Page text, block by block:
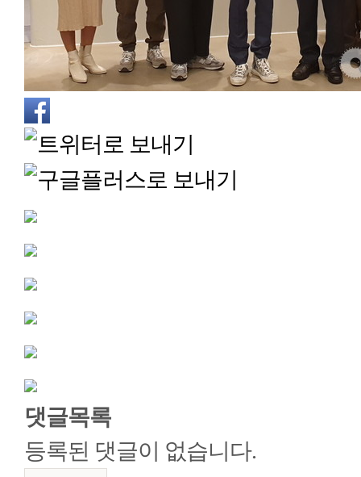
댓글목록
등록된 댓글이 없습니다.